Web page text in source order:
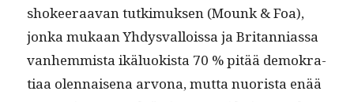
shokeer­aa­van tutkimuk­sen (Mounk & Foa),
jon­ka mukaan Yhdys­val­lois­sa ja Bri­tan­ni­as­sa
van­hem­mista ikälu­ok­ista 70 % pitää demokra­
ti­aa olen­naise­na arvona, mut­ta nuorista enää